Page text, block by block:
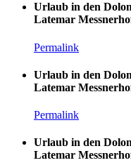
Urlaub in den
Latemar
Permalink
Urlaub in den
Latemar
Permalink
Urlaub in den
Latemar